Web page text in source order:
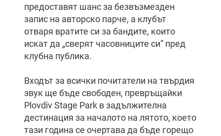
предоставят шанс за безвъзмезден
запис на авторско парче, а клубът
отваря вратите си за бандите, които
искат да „сверят часовниците си“ пред
клубна публика.
Входът за всички почитатели на твърдия
звук ще бъде свободен, превръщайки
Plovdiv Stage Park в задължителна
дестинация за началото на лятото, което
тази година се очертава да бъде горещо